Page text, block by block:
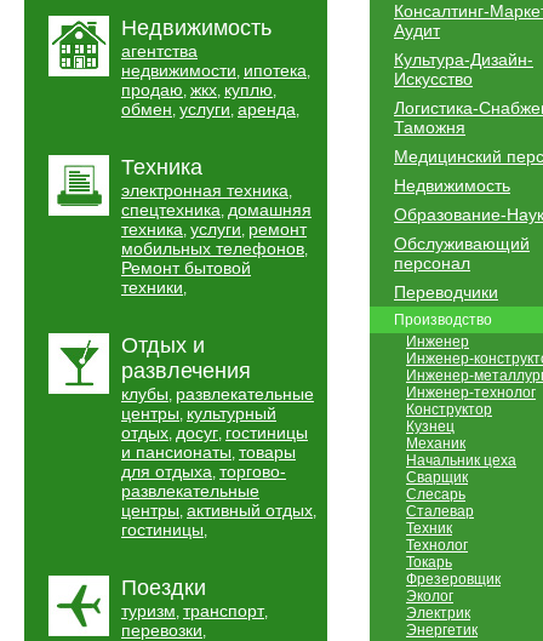
Недвижимость
агентства
недвижимости, ипотека,
продаю, жкх, куплю,
обмен, услуги, аренда,
Техника
электронная техника,
спецтехника, домашняя
техника, услуги, ремонт
мобильных телефонов,
Ремонт бытовой
техники,
Отдых и
развлечения
клубы, развлекательные
центры, культурный
отдых, досуг, гостиницы
и пансионаты, товары
для отдыха, торгово-
развлекательные
центры, активный отдых,
гостиницы,
Поездки
туризм, транспорт,
перевозки,
Консалтинг-
Аудит
Культура-Дизайн-
Искусство
Логистика-
Таможня
Медицинский
Недвижимость
Образование-
Обслуживающий
персонал
Переводчики
Производство
Инженер
Инженер-
Инженер-
Инженер-технолог
Конструктор
Кузнец
Механик
Начальник цеха
Сварщик
Слесарь
Сталевар
Техник
Технолог
Токарь
Фрезеровщик
Эколог
Электрик
Энергетик